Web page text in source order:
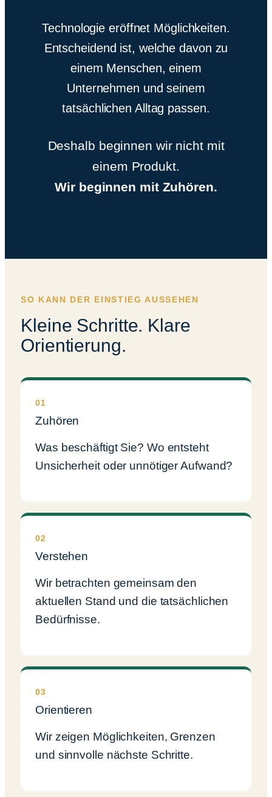
Technologie eröffnet Möglichkeiten.
Entscheidend ist, welche davon zu
einem Menschen, einem
Unternehmen und seinem
tatsächlichen Alltag passen.
Deshalb beginnen wir nicht mit
einem Produkt.
Wir beginnen mit Zuhören.
SO KANN DER EINSTIEG AUSSEHEN
Kleine Schritte. Klare
Orientierung.
01
Zuhören
Was beschäftigt Sie? Wo entsteht
Unsicherheit oder unnötiger Aufwand?
02
Verstehen
Wir betrachten gemeinsam den
aktuellen Stand und die tatsächlichen
Bedürfnisse.
03
Orientieren
Wir zeigen Möglichkeiten, Grenzen
und sinnvolle nächste Schritte.